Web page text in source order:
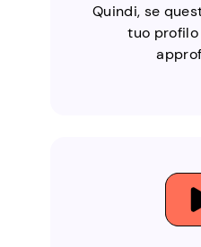
Quindi, se
tuo profilo